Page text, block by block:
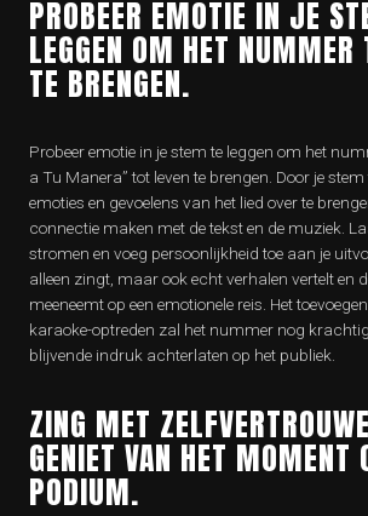
PROBEER EMOTIE IN JE
LEGGEN OM HET NUMMER
TE BRENGEN.
Probeer emotie in je stem te leggen om het
a Tu Manera” tot leven te brengen. Door je
emoties en gevoelens van het lied over te
connectie maken met de tekst en de muziek.
stromen en voeg persoonlijkheid toe aan je
alleen zingt, maar ook echt verhalen vertelt en
meeneemt op een emotionele reis. Het
karaoke-optreden zal het nummer nog
blijvende indruk achterlaten op het publiek.
ZING MET
GENIET VAN HET MOMENT
PODIUM.